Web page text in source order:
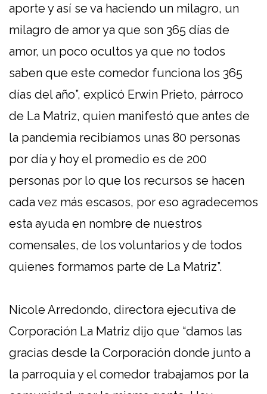
aporte y así se va haciendo un milagro, un
milagro de amor ya que son 365 días de
amor, un poco ocultos ya que no todos
saben que este comedor funciona los 365
días del año”, explicó Erwin Prieto, párroco
de La Matriz, quien manifestó que antes de
la pandemia recibíamos unas 80 personas
por día y hoy el promedio es de 200
personas por lo que los recursos se hacen
cada vez más escasos, por eso agradecemos
esta ayuda en nombre de nuestros
comensales, de los voluntarios y de todos
quienes formamos parte de La Matriz”.
Nicole Arredondo, directora ejecutiva de
Corporación La Matriz dijo que “damos las
gracias desde la Corporación donde junto a
la parroquia y el comedor trabajamos por la